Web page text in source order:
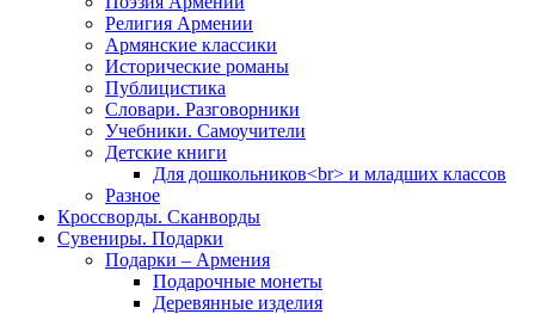
Религия Армении
Армянские классики
Исторические романы
Публицистика
Словари. Разговорники
Учебники. Самоучители
Детские книги
Для дошкольников<br> и младших классов
Разное
Кроссворды. Сканворды
Сувениры. Подарки
Подарки – Армения
Подарочные монеты
Деревянные изделия